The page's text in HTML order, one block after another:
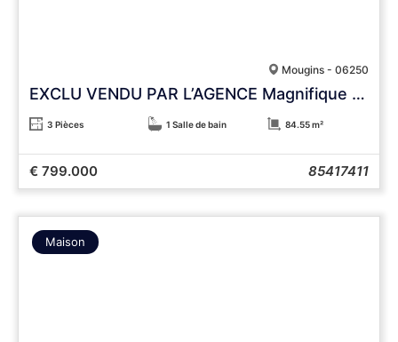
Mougins - 06250
EXCLU VENDU PAR L’AGENCE Magnifique appartement au dernier étage – vue panoramique mer et 3 stationnements
3 Pièces 1 Salle de bain 84.55 m²
€ 799.000 85417411
Maison